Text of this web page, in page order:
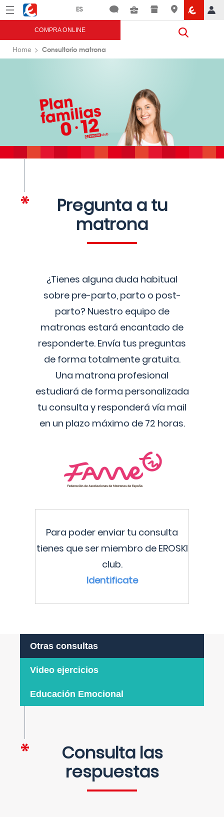
Menú Eroski
COMPRA ONLINE
Home Consultorio matrona
Pregunta a tu
matrona
¿Tienes alguna duda habitual
sobre pre-parto, parto o post-
parto? Nuestro equipo de
matronas estará encantado de
responderte. Envía tus preguntas
de forma totalmente gratuita.
Una matrona profesional
estudiará de forma personalizada
tu consulta y responderá vía mail
en un plazo máximo de 72 horas.
Para poder enviar tu consulta
tienes que ser miembro de EROSKI
club.
Identificate
Otras consultas
Video ejercicios
Educación Emocional
Consulta las
respuestas